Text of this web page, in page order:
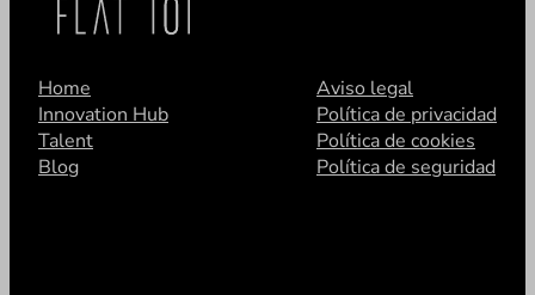
Home
Innovation Hub
Talent
Blog
Aviso legal
Política de privacidad
Política de cookies
Política de seguridad